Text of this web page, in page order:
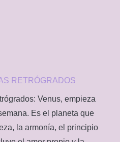
RETRÓGRADOS
Venus, empieza
Es el planeta que
la armonía, el principio